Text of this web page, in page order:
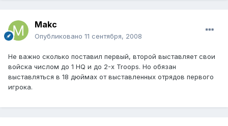
Makc
Опубликовано 11 сентября, 2008
Не важно сколько поставил первый, второй выставляет свои
войска числом до 1 HQ и до 2-х Troops. Но обязан
выставляться в 18 дюймах от выставленных отрядов первого
игрока.